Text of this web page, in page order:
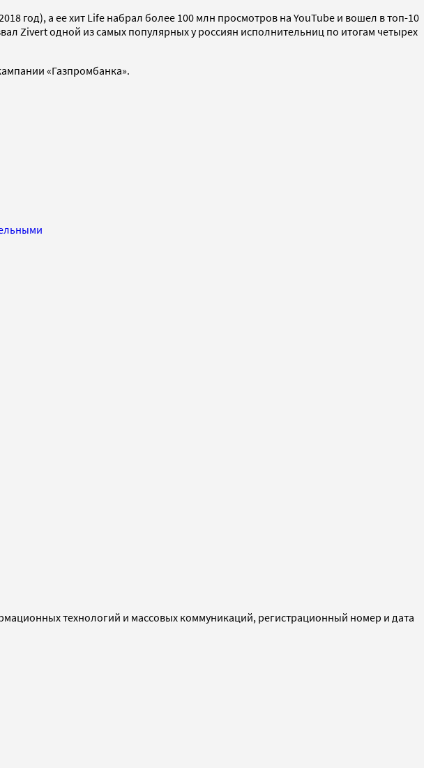
год), а ее хит Life набрал более 100 млн просмотров на YouTube и вошел в топ-10
Zivert одной из самых популярных у россиян исполнительниц по итогам четырех
«Газпромбанка».
технологий и массовых коммуникаций, регистрационный номер и дата